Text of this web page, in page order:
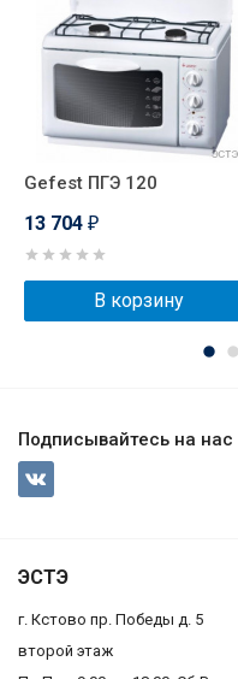
Gefest ПГЭ 120
13 704 ₽
В корзину
Подписывайтесь на нас
ЭСТЭ
г. Кстово пр. Победы д. 5
второй этаж